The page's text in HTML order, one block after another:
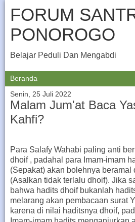
FORUM
PONOROGO
Belajar Peduli Dan Mengabdi
Senin, 25 Juli 2022
Malam Jum'at Baca
Kahfi?
Para Salafy Wahabi paling anti
dhoif , padahal para Imam-imam
(Sepakat) akan bolehnya beramal
(Asalkan tidak terlalu dhoif). Jika
bahwa hadits dhoif bukanlah
melarang akan pembacaan surat
karena di nilai haditsnya dhoif,